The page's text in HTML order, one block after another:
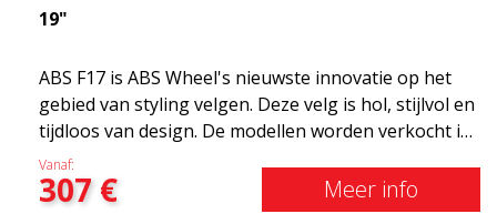
19"
ABS F17 is ABS Wheel's nieuwste innovatie op het
gebied van styling velgen. Deze velg is hol, stijlvol en
tijdloos van design. De modellen worden verkocht in
verschillende maten, waaronder 19x8.5, 19x9.5 en
20x8.5 &20x10 en 20x11. Hoe breder de velg, hoe
dieper het resultaat dat je krijgt. ABS F17 is een Flow
Vanaf:
307€ Meer info